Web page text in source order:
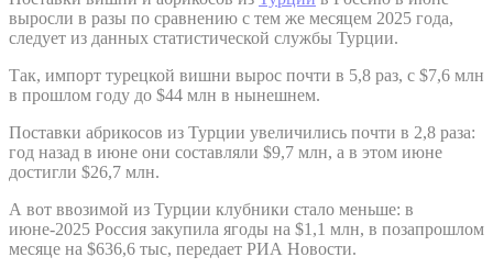
выросли в разы по сравнению с тем же месяцем 2025 года,
следует из данных статистической службы Турции.
Так, импорт турецкой вишни вырос почти в 5,8 раз, с $7,6 млн
в прошлом году до $44 млн в нынешнем.
Поставки абрикосов из Турции увеличились почти в 2,8 раза:
год назад в июне они составляли $9,7 млн, а в этом июне
достигли $26,7 млн.
А вот ввозимой из Турции клубники стало меньше: в
июне-2025 Россия закупила ягоды на $1,1 млн, в позапрошлом
месяце на $636,6 тыс, передает РИА Новости.